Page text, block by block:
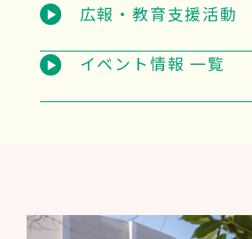
広報・教育支援活動
イベント情報 一覧